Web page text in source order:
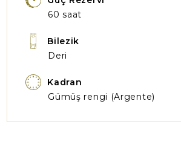
60 saat
Bilezik
Deri
Kadran
Gümüş rengi (Argente)